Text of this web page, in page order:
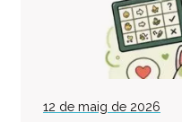
12 de maig de 2026